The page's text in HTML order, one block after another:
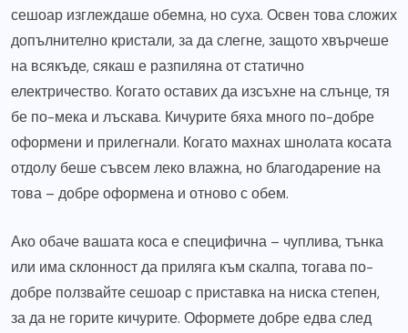
сешоар изглеждаше обемна, но суха. Освен това сложих
допълнително кристали, за да слегне, защото хвърчеше
на всякъде, сякаш е разпиляна от статично
електричество. Когато оставих да изсъхне на слънце, тя
бе по-мека и лъскава. Кичурите бяха много по-добре
оформени и прилегнали. Когато махнах шнолата косата
отдолу беше съвсем леко влажна, но благодарение на
това – добре оформена и отново с обем.
Ако обаче вашата коса е специфична – чуплива, тънка
или има склонност да приляга към скалпа, тогава по-
добре ползвайте сешоар с приставка на ниска степен,
за да не горите кичурите. Оформете добре едва след